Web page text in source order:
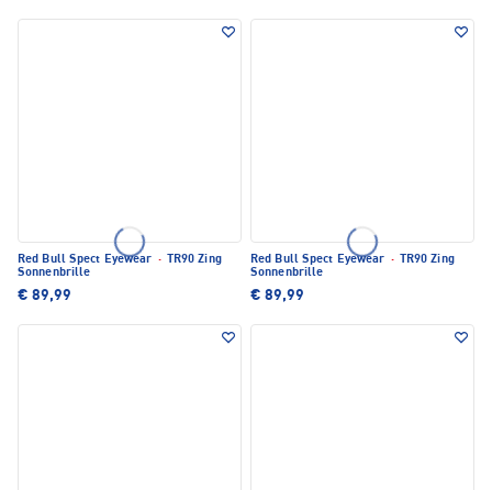
Red Bull Spect Eyewear ·
TR90 Zing
Sonnenbrille
€ 89,99
Red Bull Spect Eyewear ·
TR90 Zing
Sonnenbrille
€ 89,99